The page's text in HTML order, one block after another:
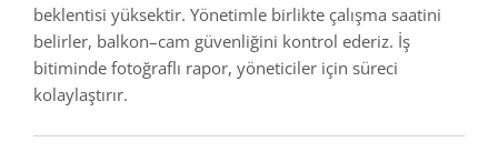
beklentisi yüksektir. Yönetimle birlikte çalışma saatini
belirler, balkon–cam güvenliğini kontrol ederiz. İş
bitiminde fotoğraflı rapor, yöneticiler için süreci
kolaylaştırır.